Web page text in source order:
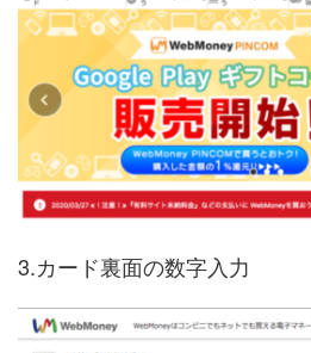
3.カード裏面の数字入力